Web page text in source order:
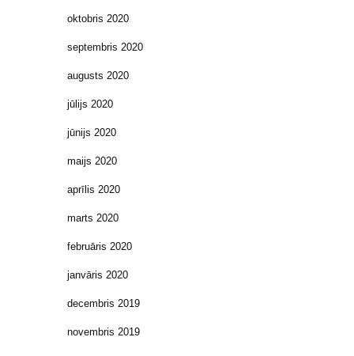
oktobris 2020
septembris 2020
augusts 2020
jūlijs 2020
jūnijs 2020
maijs 2020
aprīlis 2020
marts 2020
februāris 2020
janvāris 2020
decembris 2019
novembris 2019